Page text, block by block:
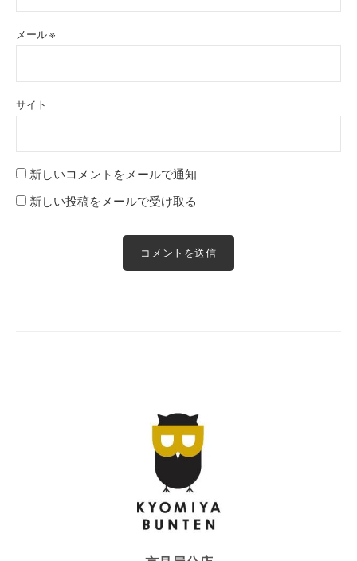
メール※
サイト
新しいコメントをメールで通知
新しい投稿をメールで受け取る